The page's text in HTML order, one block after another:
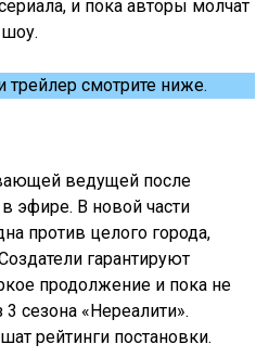
и пока авторы молчат
трейлер смотрите ниже.
ведущей после
эфире. В новой части
против целого города,
гарантируют
продолжение и пока не
3 сезона «Нереалити».
рейтинги постановки.